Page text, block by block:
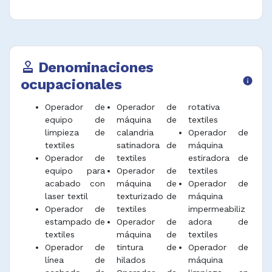
productos extraños.
Disponer y programar instrucciones a las
adecuado.
Controlar las pantallas de ordenador y los
cuadros o tableros de control y observar los
procesos de entrada y salida de los tejidos
para determinar si los equipos están
funcionando correctamente e informar al
supervisor o mecánico en caso de mal
funcionamiento.
Registrar información de producción e
inspección los productos para detectar
defectos y garantizar el cumplimiento de los
estándares de calidad.
Desempeñar funciones afines.
approval Denominaciones
ocupacionales
info
Operador de
equipo de
limpieza de
textiles
Operador de
equipo para
acabado con
laser textil
Operador de
estampado de
textiles
Operador de
línea de
Operador de
máquina de
calandria
satinadora de
textiles
Operador de
máquina de
texturizado de
textiles
Operador de
máquina de
tintura de
hilados
rotativa
textiles
Operador de
máquina
estiradora de
textiles
Operador de
máquina
impermeabiliz
adora de
textiles
Operador de
máquina